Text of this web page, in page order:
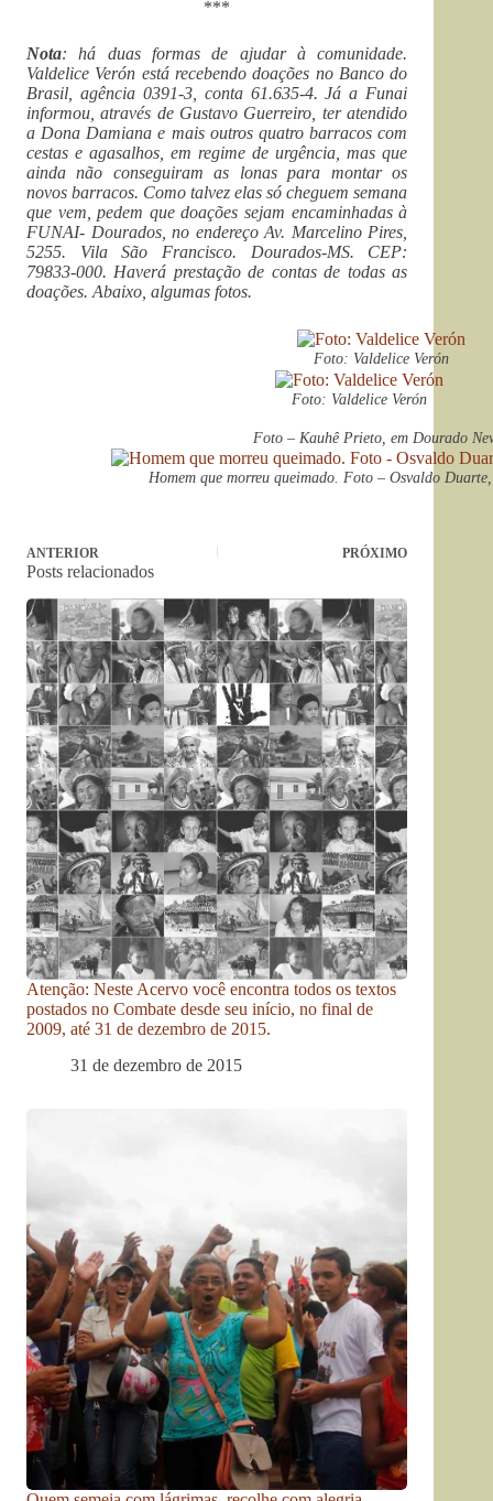
***
Nota: há duas formas de ajudar à comunidade.
Valdelice Verón está recebendo doações no Banco do
Brasil, agência 0391-3, conta 61.635-4. Já a Funai
informou, através de Gustavo Guerreiro, ter atendido
a Dona Damiana e mais outros quatro barracos com
cestas e agasalhos, em regime de urgência, mas que
ainda não conseguiram as lonas para montar os
novos barracos. Como talvez elas só cheguem semana
que vem, pedem que doações sejam encaminhadas à
FUNAI- Dourados, no endereço Av. Marcelino Pires,
5255. Vila São Francisco. Dourados-MS. CEP:
79833-000. Haverá prestação de contas de todas as
doações. Abaixo, algumas fotos.
Foto: Valdelice Verón
Foto: Valdelice Verón
Foto – Kauhê Prieto, em Dourado
Homem que morreu queimado. Foto – Osvaldo
ANTERIOR PRÓXIMO
Posts relacionados
Atenção: Neste Acervo você encontra todos os textos
postados no Combate desde seu início, no final de
2009, até 31 de dezembro de 2015.
31 de dezembro de 2015